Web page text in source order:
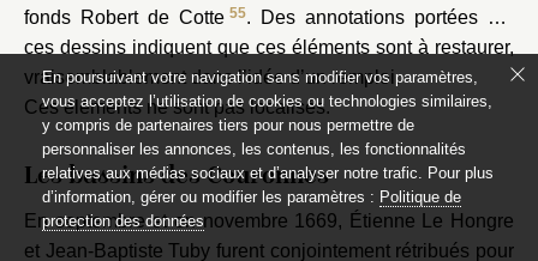
fonds Robert de Cotte 55. Des annotations portées sur
ces dessins indiquent que ces éléments sont à restaurer,
vraisemblablement dans l’idée d’un remploi.
Ces éléments ne sont pas localisés.
Les bassins des Couronnes
En septembre et en novembre 1669, Étienne Le Hongre
et Jean-Baptiste Tuby furent conjointement rétribués pour
En poursuivant votre navigation sans modifier vos paramètres,
vous acceptez l’utilisation de cookies ou technologies similaires,
y compris de partenaires tiers pour nous permettre de
personnaliser les annonces, les contenus, les fonctionnalités
relatives aux médias sociaux et d’analyser notre trafic. Pour plus
d’information, gérer ou modifier les paramètres : Politique de
protection des données